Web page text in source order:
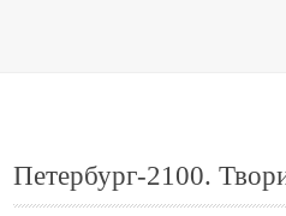
Петербург-2100.